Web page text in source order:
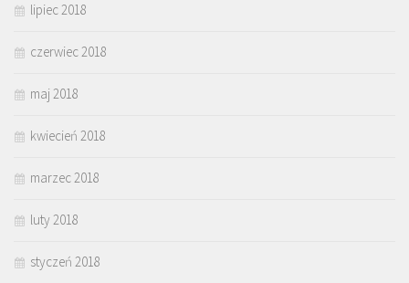
lipiec 2018
czerwiec 2018
maj 2018
kwiecień 2018
marzec 2018
luty 2018
styczeń 2018